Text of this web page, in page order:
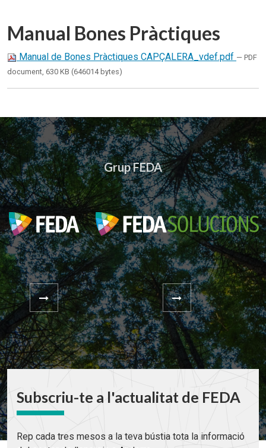
Manual Bones Pràctiques
Manual de Bones Pràctiques CAPÇALERA_vdef.pdf — PDF
document, 630 KB (646014 bytes)
Grup FEDA
Subscriu-te a l'actualitat de FEDA
Rep cada tres mesos a la teva bústia tota la informació